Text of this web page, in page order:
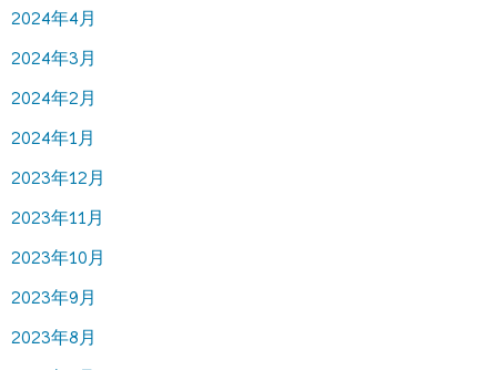
2024年4月
2024年3月
2024年2月
2024年1月
2023年12月
2023年11月
2023年10月
2023年9月
2023年8月